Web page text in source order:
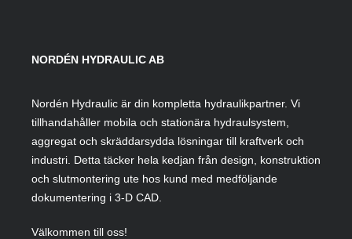
NORDÉN HYDRAULIC AB
Nordén Hydraulic är din kompletta hydraulikpartner. Vi
tillhandahåller mobila och stationära hydraulsystem,
aggregat och skräddarsydda lösningar till kraftverk och
industri. Detta täcker hela kedjan från design, konstruktion
och slutmontering ute hos kund med medföljande
dokumentering i 3-D CAD.
Välkommen till oss!